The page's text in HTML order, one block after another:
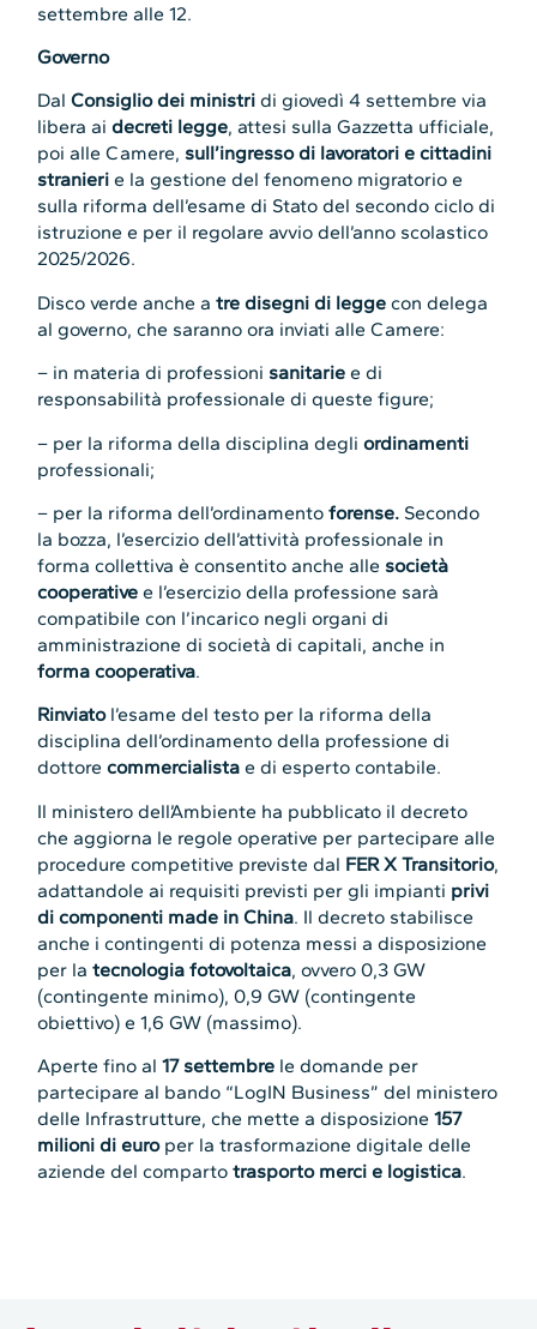
settembre alle 12.
Governo
DalConsiglio dei ministridi giovedì 4 settembre via
libera aidecreti legge, attesi sulla Gazzetta ufficiale,
poi alle Camere, sull’ingresso di lavoratori e cittadini
stranierie la gestione del fenomeno migratorio e
sulla riforma dell’esame di Stato del secondo ciclo di
istruzione e per il regolare avvio dell’anno scolastico
2025/2026.
Disco verde anche atre disegni di legge con delega
al governo, che saranno ora inviati alle Camere:
– in materia di professioni sanitarie e di
responsabilità professionale di queste figure;
– per la riforma della disciplina degliordinamenti
professionali;
– per la riforma dell’ordinamentoforense. Secondo
la bozza, l’esercizio dell’attività professionale in
forma collettiva è consentito anche alle società
cooperative e l’esercizio della professione sarà
compatibile con l’incarico negli organi di
amministrazione di società di capitali, anche in
forma cooperativa.
Rinviatol’esame del testo per la riforma della
disciplina dell’ordinamento della professione di
dottorecommercialista e di esperto contabile.
Il ministero dell’Ambiente ha pubblicato il decreto
che aggiorna le regole operative per partecipare alle
procedure competitive previste dal FER X Transitorio,
adattandole ai requisiti previsti per gli impianti privi
di componenti made in China. Il decreto stabilisce
anche i contingenti di potenza messi a disposizione
per latecnologia fotovoltaica, ovvero 0,3 GW
(contingente minimo), 0,9 GW (contingente
obiettivo) e 1,6 GW (massimo).
Aperte fino al17 settembre le domande per
partecipare al bando “LogIN Business” del ministero
delle Infrastrutture, che mette a disposizione157
milioni di europer la trasformazione digitale delle
aziende del compartotrasporto merci e logistica.